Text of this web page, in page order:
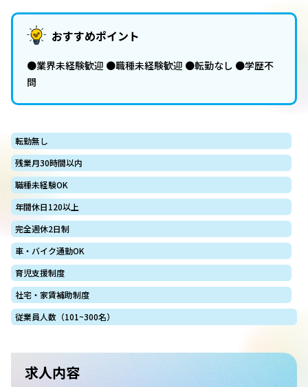
おすすめポイント
●業界未経験歓迎 ●職種未経験歓迎 ●転勤なし ●学歴不
問
転勤無し
残業月30時間以内
職種未経験OK
年間休日120以上
完全週休2日制
車・バイク通勤OK
育児支援制度
社宅・家賃補助制度
従業員人数（101~300名）
求人内容